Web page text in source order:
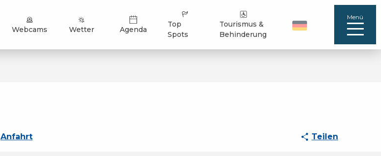
Webcams Wetter Agenda
Top
Spots
Tourismus &
Behinderung
Menü
Anfahrt Teilen